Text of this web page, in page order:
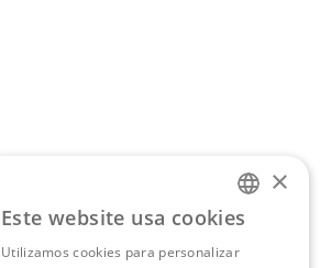
PORTUGUESE
×
Este website usa cookies
Utilizamos cookies para personalizar